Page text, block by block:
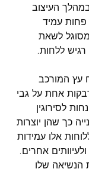
העיצוב
עמיד
לשאת
רגיש ללחות.
עץ המורכב
אחת על גבי
לסירוגין
כך שהן יוצרות
אלו עמידות
אחרים.
הנשיאה שלו